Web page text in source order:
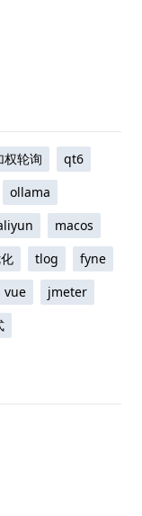
权轮询
qt6
ollama
macos
tlog
fyne
vue
jmeter